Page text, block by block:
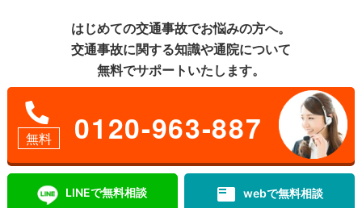
はじめての交通事故でお悩みの方へ。
交通事故に関する知識や通院について
無料でサポートいたします。
無料 0120-963-887
LINEで無料相談 featured_play_list webで無料相談